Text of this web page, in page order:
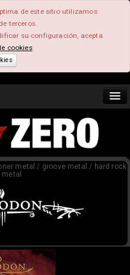
de este sitio utilizamos
terceros.
su configuración, acepta
cookies.
metal / groove metal / hard rock